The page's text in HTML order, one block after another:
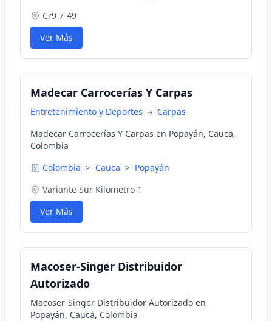
Cr9 7-49
Ver Más
Madecar Carrocerías Y Carpas
Entretenimiento y Deportes
Carpas
Madecar Carrocerías Y Carpas en Popayán, Cauca,
Colombia
Colombia > Cauca > Popayán
Variante Sur Kilometro 1
Ver Más
Macoser-Singer Distribuidor
Autorizado
Macoser-Singer Distribuidor Autorizado en
Popayán, Cauca, Colombia